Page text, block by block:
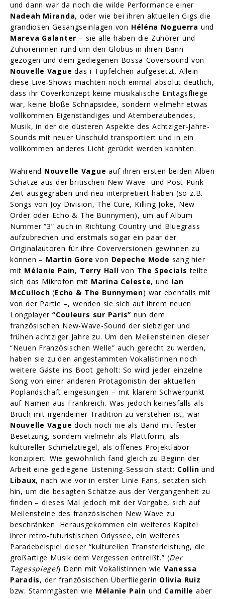
und dann war da noch die wilde Performance einer
Nadeah Miranda, oder wie bei ihren aktuellen Gigs die
grandiosen Gesangseinlagen von Héléna Noguerra und
Mareva Galanter – sie alle haben die Zuhörer und
Zuhörerinnen rund um den Globus in ihren Bann
gezogen und dem gediegenen Bossa-Coversound von
Nouvelle Vague das i-Tüpfelchen aufgesetzt. Allein
diese Live-Shows machten noch einmal absolut deutlich,
dass ihr Coverkonzept keine musikalische Eintagsfliege
war, keine bloße Schnapsidee, sondern vielmehr etwas
vollkommen Eigenständiges und Atemberaubendes,
Musik, in der die düsteren Aspekte des Achtziger-Jahre-
Sounds mit neuer Unschuld transportiert und in ein
vollkommen anderes Licht gerückt werden konnten.
Während Nouvelle Vagueauf ihren ersten beiden Alben
Schätze aus der britischen New-Wave- und Post-Punk-
Zeit ausgegraben und neu interpretiert haben (so z.B.
Songs von Joy Division, The Cure, Killing Joke, New
Order oder Echo & The Bunnymen), um auf Album
Nummer “3” auch in Richtung Country und Bluegrass
aufzubrechen und erstmals sogar ein paar der
Originalautoren für ihre Coverversionen gewinnen zu
können – Martin Gorevon Depeche Mode sang hier
mit Mélanie Pain, Terry Hall von The Specials teilte
sich das Mikrofon mit Marina Celeste, und Ian
McCulloch (Echo & The Bunnymen) war ebenfalls mit
von der Partie –, wenden sie sich auf ihrem neuen
Longplayer“Couleurs sur Paris” nun dem
französischen New-Wave-Sound der siebziger und
frühen achtziger Jahre zu. Um den Meilensteinen dieser
“Neuen Französischen Welle” auch gerecht zu werden,
haben sie zu den angestammten Vokalistinnen noch
weitere Gäste ins Boot geholt: So wird jeder einzelne
Song von einer anderen Protagonistin der aktuellen
Poplandschaft eingesungen – mit klarem Schwerpunkt
auf Namen aus Frankreich. Was jedoch keinesfalls als
Bruch mit irgendeiner Tradition zu verstehen ist, war
Nouvelle Vague doch noch nie als Band mit fester
Besetzung, sondern vielmehr als Plattform, als
kultureller Schmelztiegel, als offenes Projektlabor
konzipiert. Wie gewöhnlich fand gleich zu Beginn der
Arbeit eine gediegene Listening-Session statt: Collin und
Libaux, nach wie vor in erster Linie Fans, setzten sich
hin, um die besagten Schätze aus der Vergangenheit zu
finden – dieses Mal jedoch mit der Vorgabe, sich auf
Meilensteine des französischen New Wave zu
beschränken. Herausgekommen ein weiteres Kapitel
ihrer retro-futuristischen Odyssee, ein weiteres
Paradebeispiel dieser “kulturellen Transferleistung, die
großartige Musik dem Vergessen entreißt.” (Der
Tagesspiegel) Denn mit Vokalistinnen wie Vanessa
Paradis, der französischen Überfliegerin Olivia Ruiz
bzw. Stammgästen wie Mélanie Pain und Camille aber